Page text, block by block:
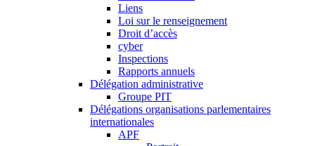
Liens
Loi sur le renseignement
Droit d’accès
cyber
Inspections
Rapports annuels
Délégation administrative
Groupe PIT
Délégations organisations parlementaires
internationales
APF